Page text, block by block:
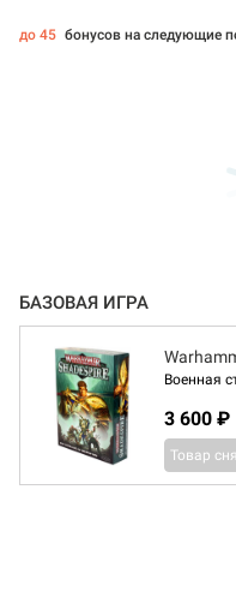
до 45 бонусов на следующие
БАЗОВАЯ ИГРА
Военная
3 600 ₽
Товар